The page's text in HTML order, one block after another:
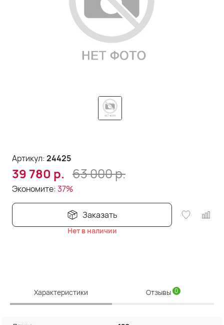
Артикул:24425
39 780 р. 63 000р.
Экономите:37%
Заказать
Нет в наличии
Характеристики Отзывы 0